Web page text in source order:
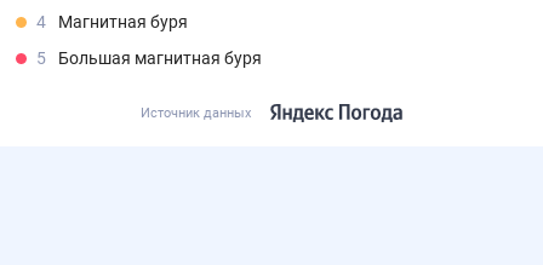
4
Магнитная буря
5
Большая магнитная буря
Источник данных